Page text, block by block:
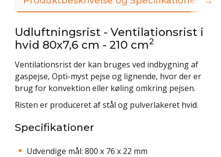
Udluftningsrist - Ventilationsrist i
hvid 80x7,6 cm - 210 cm2
Ventilationsrist der kan bruges ved indbygning af
gaspejse, Opti-myst pejse og lignende, hvor der er
brug for konvektion eller køling omkring pejsen.
Risten er produceret af stål og pulverlakeret hvid.
Specifikationer
Udvendige mål: 800 x 76 x 22 mm